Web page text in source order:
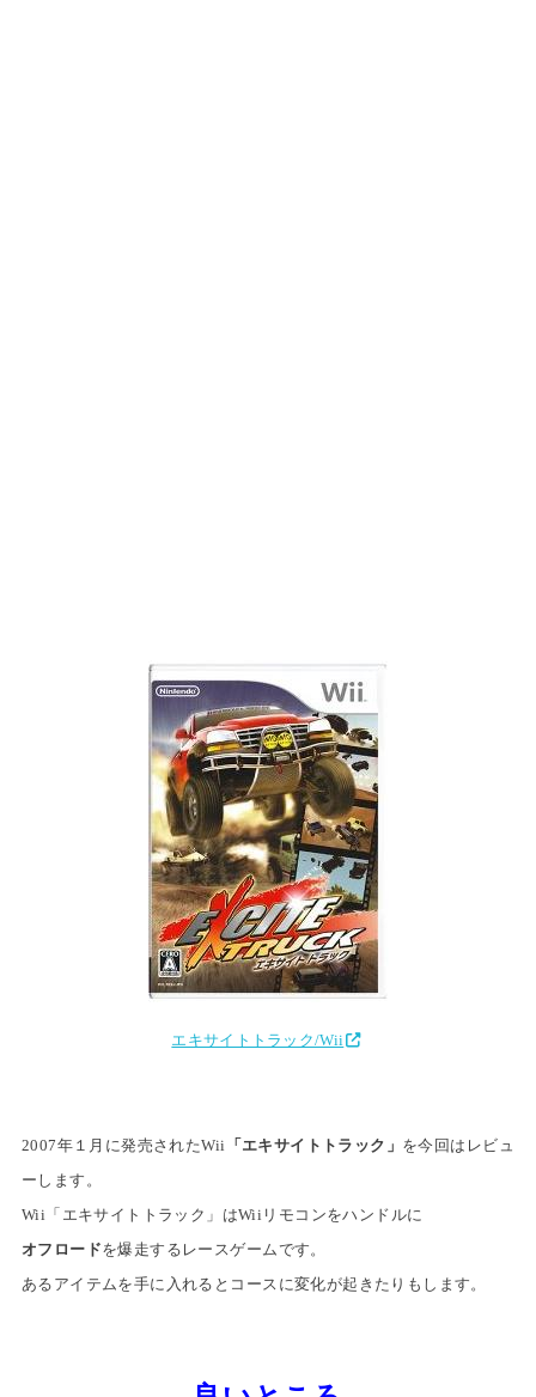
エキサイトトラック/Wii
2007年１月に発売されたWii 「エキサイトトラック」 を今回はレビュ
ーします 。
Wii「エキサイトトラック」はWiiリモコンをハンドルに
オフロードを爆走するレースゲームです。
あるアイテムを手に入れると コースに変化が起きたりもします。